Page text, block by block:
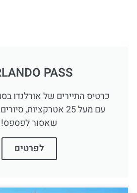
PASS
כרטיס התיירים של אורלנדו
עם מעל 25 אטרקציות,
שאסור לפספס!
לפרטים